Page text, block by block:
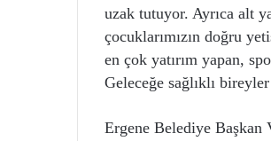
uzak tutuyor. Ayrıca alt
çocuklarımızın doğru
en çok yatırım yapan,
Geleceğe sağlıklı
Ergene Belediye Başkan